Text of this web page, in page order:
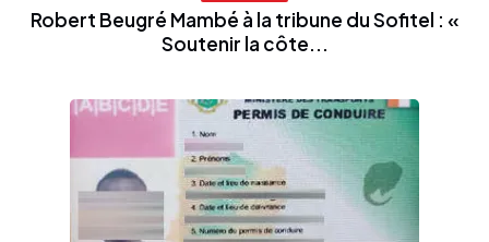
Robert Beugré Mambé à la tribune du Sofitel : «
Soutenir la côte...